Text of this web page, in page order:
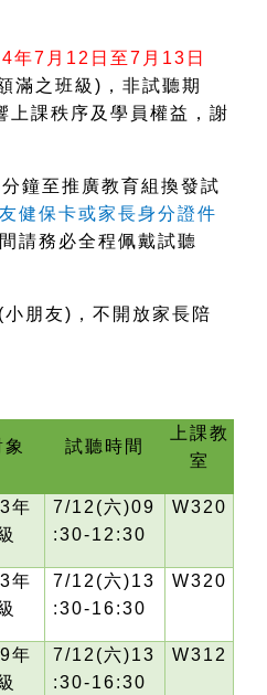
年7月12日至7月13日
滿之班級)，非試聽期
上課秩序及學員權益，謝
鐘至推廣教育組換發試
健保卡或家長身分證件
請務必全程佩戴試聽
小朋友)，不開放家長陪
象 試聽時間
上課教
室
年
7/12(六)09
:30-12:30
W320
年
7/12(六)13
:30-16:30
W320
年
7/12(六)13
:30-16:30
W312